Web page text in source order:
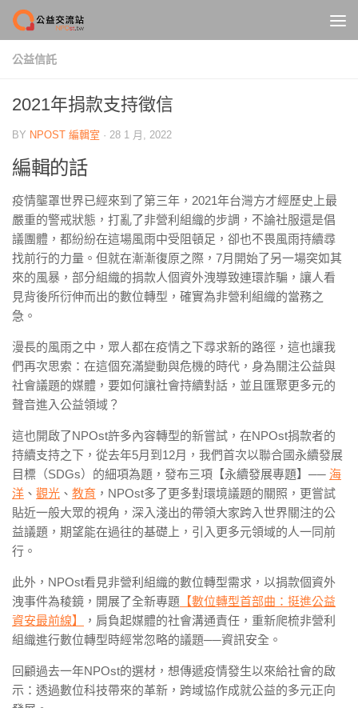
Skip to content
公益信託
2021年捐款支持徵信
BY NPOST 編輯室 · 28 1 月, 2022
編輯的話
疫情壟罩世界已經來到了第三年，2021年台灣方才經歷史上最
嚴重的警戒狀態，打亂了非營利組織的步調，不論社服還是倡
議團體，都紛紛在這場風雨中受阻頓足，卻也不畏風雨持續尋
找前行的力量。但就在漸漸復原之際，7月開始了另一場突如其
來的風暴，部分組織的捐款人個資外洩導致連環詐騙，讓人看
見背後所衍伸而出的數位轉型，確實為非營利組織的當務之
急。
漫長的風雨之中，眾人都在疫情之下尋求新的路徑，這也讓我
們再次思索：在這個充滿變動與危機的時代，身為關注公益與
社會議題的媒體，要如何讓社會持續對話，並且匯聚更多元的
聲音進入公益領域？
這也開啟了NPOst許多內容轉型的新嘗試，在NPOst捐款者的
持續支持之下，從去年5月到12月，我們首次以聯合國永續發展
目標（SDGs）的細項為題，發布三項【永續發展專題】── 海
洋 、 觀光 、 教育 ，NPOst多了更多對環境議題的關照，更嘗試
貼近一般大眾的視角，深入淺出的帶領大家跨入世界關注的公
益議題，期望能在過往的基礎上，引入更多元領域的人一同前
行。
此外，NPOst看見非營利組織的數位轉型需求，以捐款個資外
洩事件為稜鏡，開展了全新專題 【數位轉型首部曲：挺進公益
資安最前線】
，肩負起媒體的社會溝通責任，重新爬梳非營利
組織進行數位轉型時經常忽略的議題──資訊安全。
回顧過去一年NPOst的選材，想傳遞疫情發生以來給社會的啟
示：透過數位科技帶來的革新，跨域協作成就公益的多元正向